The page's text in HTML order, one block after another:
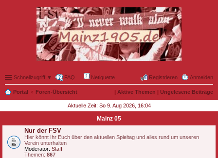
Schnellzugriff ▼ FAQ Netiquette Anmelden
Registrieren
Portal Foren-Übersicht | Aktive Themen | Ungelesene Beiträge
Aktuelle Zeit: So 9. Aug 2026, 16:04
Mainz 05
Nur der FSV
Hier könnt Ihr Euch über den aktuellen Spieltag und alles rund um unseren
Verein unterhalten
Moderator: Staff
Themen: 867